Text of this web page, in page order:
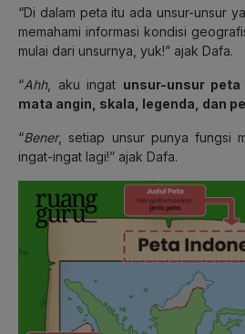
“Di dalam peta itu ada unsur-unsur
memahami informasi kondisi
mulai dari unsurnya, yuk!” ajak Dafa.
“Ahh, aku ingat unsur-unsur peta
mata angin, skala, legenda, dan
“Bener, setiap unsur punya fungsi
ingat-ingat lagi!” ajak Dafa.